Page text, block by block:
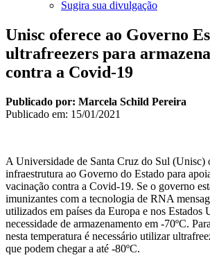
Sugira sua divulgação
Unisc oferece ao Governo
ultrafreezers para
contra a Covid-19
Publicado por: Marcela Schild Pereira
Publicado em: 15/01/2021
A Universidade de Santa Cruz do Sul (Unisc)
infraestrutura ao Governo do Estado para
vacinação contra a Covid-19. Se o governo
imunizantes com a tecnologia de RNA
utilizados em países da Europa e nos Estados
necessidade de armazenamento em -70ºC.
nesta temperatura é necessário utilizar
que podem chegar a até -80ºC.